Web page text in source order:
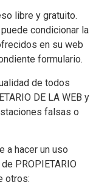
libre y gratuito.
condicionar la
en su web
formulario.
de todos
DE LA WEB y
falsas o
a hacer un uso
PROPIETARIO
otros: